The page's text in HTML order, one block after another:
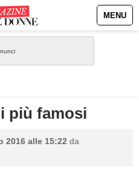
MENU
più famosi
2016 alle 15:22 da